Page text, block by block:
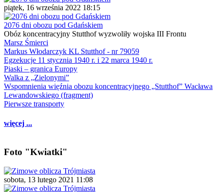
piątek, 16 września 2022 18:15
2076 dni obozu pod Gdańskiem
Obóz koncentracyjny Stutthof wyzwoliły wojska III Frontu
Marsz Śmierci
Markus Włodarczyk KL Stutthof - nr 79059
Egzekucje 11 stycznia 1940 r. i 22 marca 1940 r.
Piaski – granica Europy
Walka z „Zielonymi”
Wspomnienia więźnia obozu koncentracyjnego „Stutthof” Wacława
Lewandowskiego (fragment)
Pierwsze transporty
więcej ...
Foto "Kwiatki"
sobota, 13 lutego 2021 11:08